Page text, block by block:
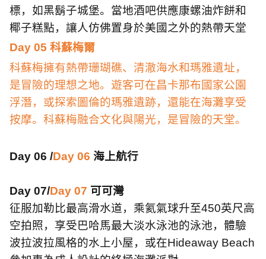
標，如黑鬍子城堡。當地酒吧供應康螺油炸餅和
椰子糕點，讓人仿佛置身於美國之外的熱帶天堂
Day 05 科蘇梅爾
科蘇梅擁有熱帶珊瑚礁、清澈海水和瑪雅遺址，
是冒險的理想之地。遊客可在昌卡那布國家公園
浮潛，或探索圖倫的瑪雅遺跡，還能在海灘享受
按摩。科蘇梅融合文化與陽光，是冒險的天堂。
Day 06 /Day 06 海上航行
Day 07/Day 07 可可灣
征服加勒比最高滑水道，乘氦氣球升至450英尺高
空拍照，享受巴哈馬最大淡水泳池的泳池，體驗
波拉波拉風格的水上小屋，或在Hideaway Beach